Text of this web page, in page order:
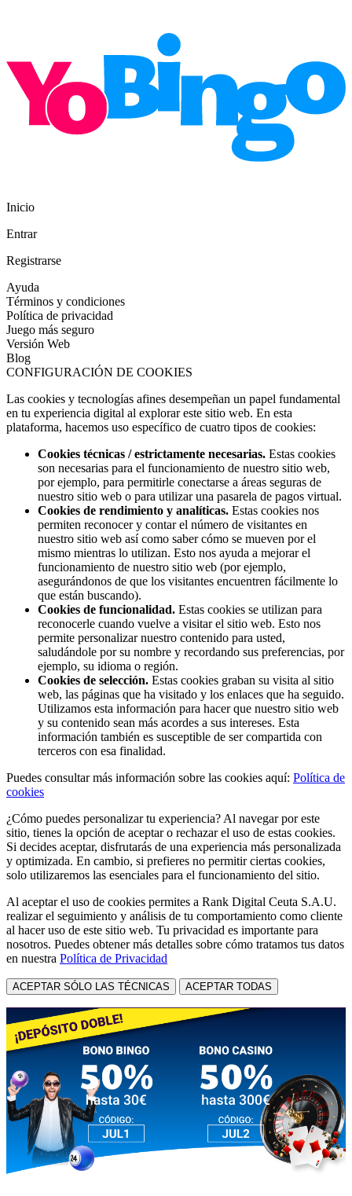
Inicio
Entrar
Registrarse
Ayuda
Términos y condiciones
Política de privacidad
Juego más seguro
Versión Web
Blog
CONFIGURACIÓN DE COOKIES
Las cookies y tecnologías afines desempeñan un papel fundamental
en tu experiencia digital al explorar este sitio web. En esta
plataforma, hacemos uso específico de cuatro tipos de cookies:
Cookies técnicas / estrictamente necesarias. Estas cookies
son necesarias para el funcionamiento de nuestro sitio web,
por ejemplo, para permitirle conectarse a áreas seguras de
nuestro sitio web o para utilizar una pasarela de pagos virtual.
Cookies de rendimiento y analíticas. Estas cookies nos
permiten reconocer y contar el número de visitantes en
nuestro sitio web así como saber cómo se mueven por el
mismo mientras lo utilizan. Esto nos ayuda a mejorar el
funcionamiento de nuestro sitio web (por ejemplo,
asegurándonos de que los visitantes encuentren fácilmente lo
que están buscando).
Cookies de funcionalidad. Estas cookies se utilizan para
reconocerle cuando vuelve a visitar el sitio web. Esto nos
permite personalizar nuestro contenido para usted,
saludándole por su nombre y recordando sus preferencias, por
ejemplo, su idioma o región.
Cookies de selección. Estas cookies graban su visita al sitio
web, las páginas que ha visitado y los enlaces que ha seguido.
Utilizamos esta información para hacer que nuestro sitio web
y su contenido sean más acordes a sus intereses. Esta
información también es susceptible de ser compartida con
terceros con esa finalidad.
Puedes consultar más información sobre las cookies aquí: Política de
cookies
¿Cómo puedes personalizar tu experiencia? Al navegar por este
sitio, tienes la opción de aceptar o rechazar el uso de estas cookies.
Si decides aceptar, disfrutarás de una experiencia más personalizada
y optimizada. En cambio, si prefieres no permitir ciertas cookies,
solo utilizaremos las esenciales para el funcionamiento del sitio.
Al aceptar el uso de cookies permites a Rank Digital Ceuta S.A.U.
realizar el seguimiento y análisis de tu comportamiento como cliente
al hacer uso de este sitio web. Tu privacidad es importante para
nosotros. Puedes obtener más detalles sobre cómo tratamos tus datos
en nuestra Política de Privacidad
ACEPTAR SÓLO LAS TÉCNICAS ACEPTAR TODAS